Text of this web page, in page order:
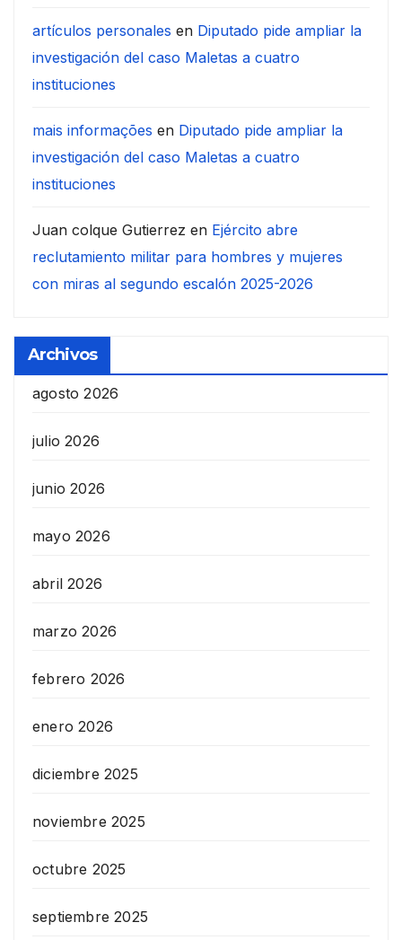
artículos personales en Diputado pide ampliar la
investigación del caso Maletas a cuatro
instituciones
mais informações en Diputado pide ampliar la
investigación del caso Maletas a cuatro
instituciones
Juan colque Gutierrez en Ejército abre
reclutamiento militar para hombres y mujeres
con miras al segundo escalón 2025-2026
Archivos
agosto 2026
julio 2026
junio 2026
mayo 2026
abril 2026
marzo 2026
febrero 2026
enero 2026
diciembre 2025
noviembre 2025
octubre 2025
septiembre 2025